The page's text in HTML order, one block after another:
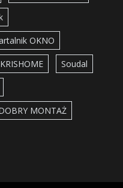
OKNO
KRISHOME Soudal
MONTAŻ